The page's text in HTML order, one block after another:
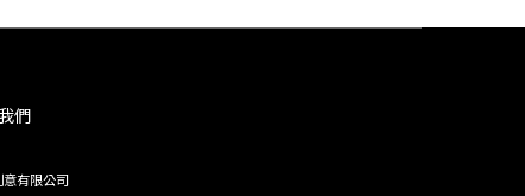
們
有限公司